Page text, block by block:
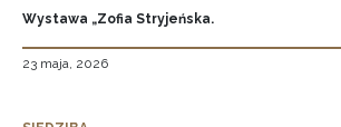
Wystawa „Zofia Stryjeńska.
23 maja, 2026